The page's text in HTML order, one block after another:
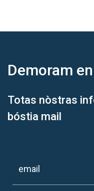
Demoram
Totas nòstras
bóstia mail